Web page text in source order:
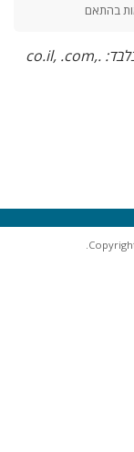
בהתאם
רישום דומיין בחינם מתיחס לסיומות הבאות בלבד: .co.il, .com,